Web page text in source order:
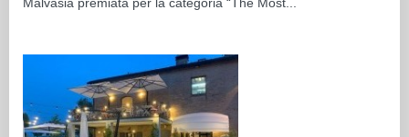
Malvasia premiata per la categoria “The Most...